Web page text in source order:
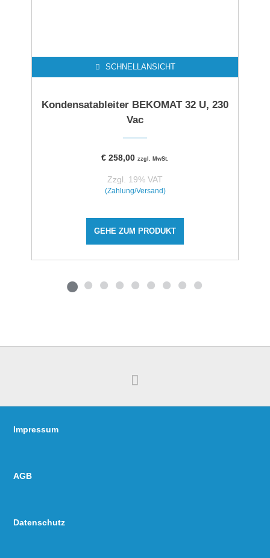
SCHNELLANSICHT
Kondensatableiter BEKOMAT 32 U, 230
Vac
€ 258,00 zzgl. MwSt.
Zzgl. 19% VAT
(Zahlung/Versand)
GEHE ZUM PRODUKT
Impressum
AGB
Datenschutz